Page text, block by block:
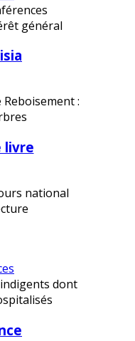
général
:
livre
national
dont